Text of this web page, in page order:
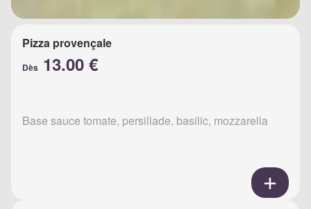
Pizza provençale
Dès 13.00 €
Base sauce tomate, persillade, basilic, mozzarella